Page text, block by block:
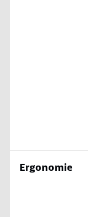
Ergonomie